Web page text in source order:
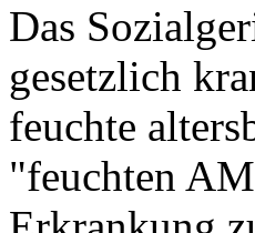
Das
gesetzlich
feuchte
"feuchten